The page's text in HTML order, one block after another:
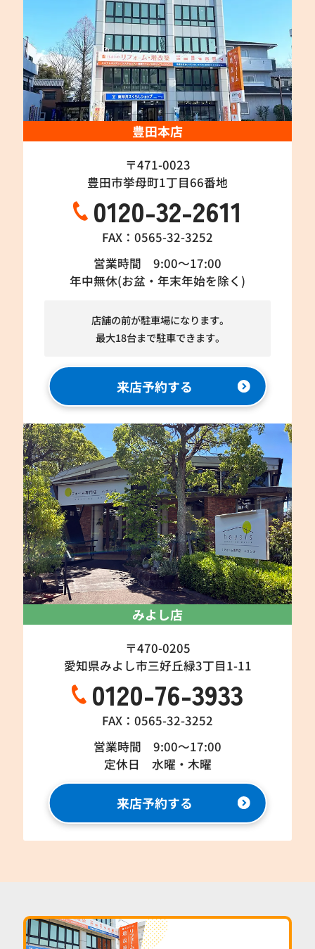
豊田本店
〒471-0023
豊田市挙母町1丁目66番地
0120-32-2611
FAX：0565-32-3252
営業時間 9:00～17:00
年中無休(お盆・年末年始を除く)
店舗の前が駐車場になります。
最大18台まで駐車できます。
来店予約する
みよし店
〒470-0205
愛知県みよし市三好丘緑3丁目1-11
0120-76-3933
FAX：0565-32-3252
営業時間 9:00～17:00
定休日 水曜・木曜
来店予約する